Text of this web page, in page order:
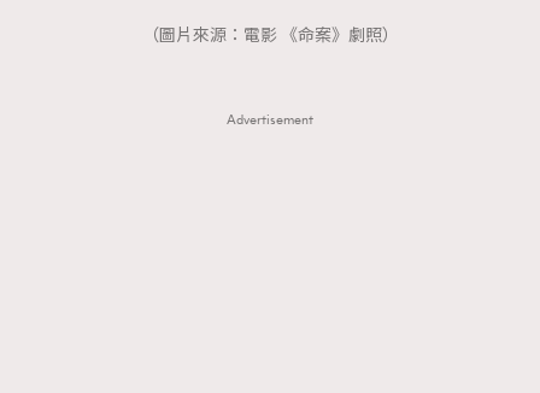
（圖片來源：電影 《命案》劇照）
Advertisement